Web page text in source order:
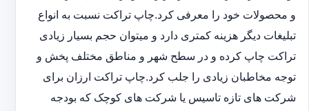
و محصولات خود را معرفی کرد.چاپ تراکت نسبت به انواع
تبلیغات دیگر هزینه کمتری دارد و می‎توان حجم بسیار زیادی
تراکت چاپ کرده و در سطح شهر و مناطق مختلف پخش و
توجه مخاطبان زیادی را جلب کرد.چاپ تراکت ارزان برای
شرکت های تازه تاسیس یا شرکت های کوچک که بودجه